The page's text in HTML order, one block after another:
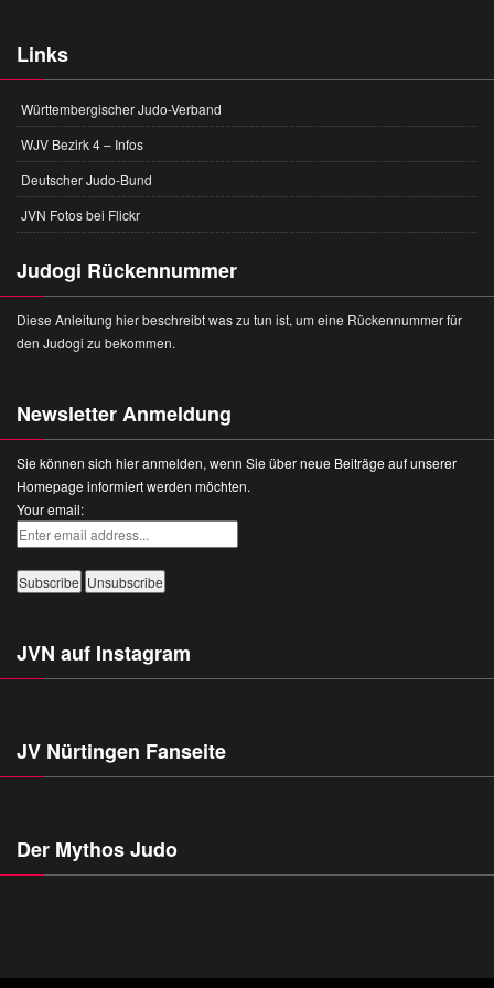
Links
Württembergischer Judo-Verband
WJV Bezirk 4 – Infos
Deutscher Judo-Bund
JVN Fotos bei Flickr
Judogi Rückennummer
Diese Anleitung hier beschreibt was zu tun ist, um eine Rückennummer für
den Judogi zu bekommen.
Newsletter Anmeldung
Sie können sich hier anmelden, wenn Sie über neue Beiträge auf unserer
Homepage informiert werden möchten.
Your email:
JVN auf Instagram
JV Nürtingen Fanseite
Der Mythos Judo